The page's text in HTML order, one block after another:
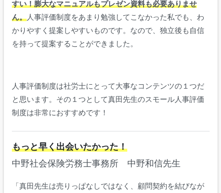
すい！膨大なマニュアルもプレゼン資料も必要ありませ
ん。人事評価制度をあまり勉強してこなかった私でも、わ
かりやすく提案しやすいものです。なので、独立後も自信
を持って提案することができました。
人事評価制度は社労士にとって大事なコンテンツの１つだ
と思います。その１つとして真田先生のスモール人事評価
制度は非常におすすめです！
もっと早く出会いたかった！
中野社会保険労務士事務所 中野和信先生
「真田先生は売りっぱなしではなく、顧問契約を結びなが